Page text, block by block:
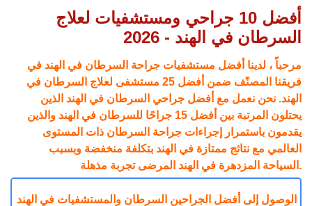
أفضل 10 جراحي ومستشفيات لعلاج
السرطان في الهند - 2026
مرحباً ، لدينا أفضل مستشفيات جراحة السرطان في الهند في
فريقنا المصنّف ضمن أفضل 25 مستشفى لعلاج السرطان في
الهند. نحن نعمل مع أفضل جراحي السرطان في الهند الذين
يحتلون المرتبة بين أفضل 15 جراحًا للسرطان في الهند والذين
يقدمون باستمرار إجراءات جراحة السرطان ذات المستوى
العالمي مع نتائج ممتازة في الهند بتكلفة منخفضة وبسبب
السياحة المزدهرة في الهند المرضى تجربة مذهلة.
الوصول إلى أفضل الجراحين السرطان والمستشفيات في الهند